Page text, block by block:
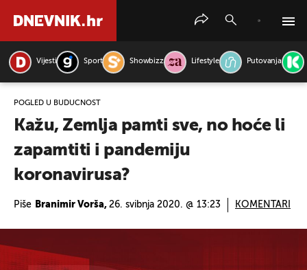
Vijesti Sport Showbizz Lifestyle Putovanja
POGLED U BUDUĆNOST
Kažu, Zemlja pamti sve, no hoće li
zapamtiti i pandemiju
koronavirusa?
Piše Branimir Vorša, 26. svibnja 2020. @ 13:23 KOMENTARI
PRETRAŽITE VIJESTI